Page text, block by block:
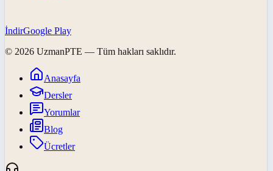
İndirGoogle Play
© 2026 UzmanPTE — Tüm hakları saklıdır.
Anasayfa
Dersler
Yorumlar
Blog
Ücretler